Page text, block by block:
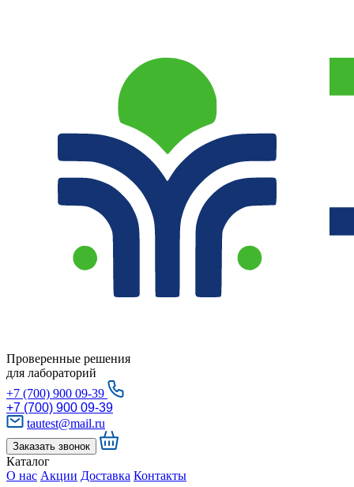
Проверенные решения
для лабораторий
+7 (700) 900 09-39
+7 (700) 900 09-39
tautest@mail.ru
Заказать звонок
Каталог
О нас Акции Доставка Контакты